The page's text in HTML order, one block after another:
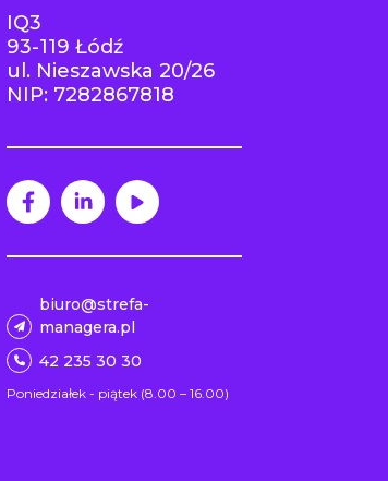
IQ3
93-119 Łódź
ul. Nieszawska 20/26
NIP: 7282867818
biuro@strefa-
managera.pl
42 235 30 30
Poniedziałek - piątek (8.00 – 16.00)